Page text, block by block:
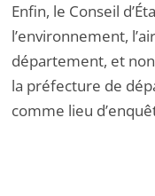
Enfin, le Conseil
l’environnement,
département, et non
la préfecture de
comme lieu